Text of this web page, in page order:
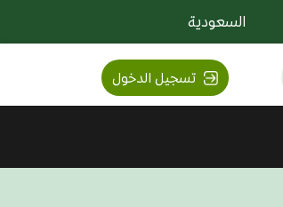
السعودية
تسجيل الدخول